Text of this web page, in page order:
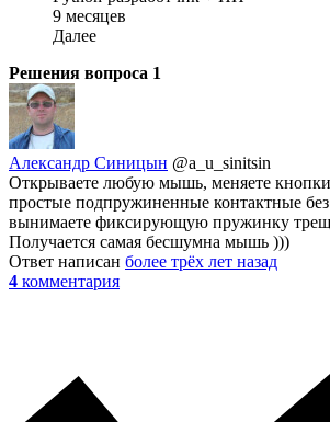
9 месяцев
Далее
Решения вопроса 1
Александр Синицын @a_u_sinitsin
Открываете любую мышь, меняете
простые подпружиненные контактные
вынимаете фиксирующую пружинку
Получается самая бесшумна мышь )))
Ответ написан более трёх лет назад
4 комментария